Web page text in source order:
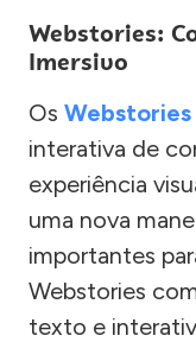
Webstories:
Imersivo
Os Webstories
interativa de
experiência
uma nova
importantes
Webstories
texto e